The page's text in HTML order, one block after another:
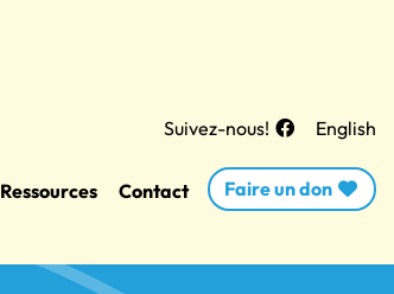
English
Suivez-nous!
Ressources Contact Faire un don